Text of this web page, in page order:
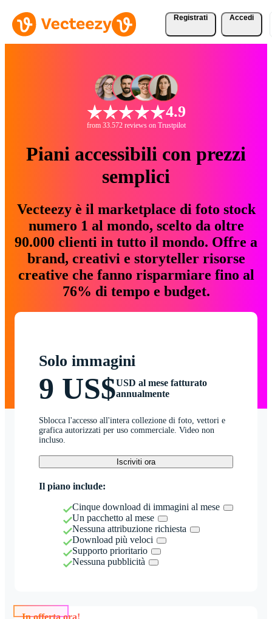
Registrati Accedi
4.9
from 33.572 reviews on Trustpilot
Piani accessibili con prezzi
semplici
Vecteezy è il marketplace di foto stock
numero 1 al mondo, scelto da oltre
90.000 clienti in tutto il mondo. Offre a
brand, creativi e storyteller risorse
creative che fanno risparmiare fino al
76% di tempo e budget.
Solo immagini
9 US$USD al mese fatturato
annualmente
Sblocca l'accesso all'intera collezione di foto, vettori e
grafica autorizzati per uso commerciale. Video non
incluso.
Iscriviti ora
Il piano include:
Cinque download di immagini al mese
Un pacchetto al mese
Nessuna attribuzione richiesta
Download più veloci
Supporto prioritario
Nessuna pubblicità